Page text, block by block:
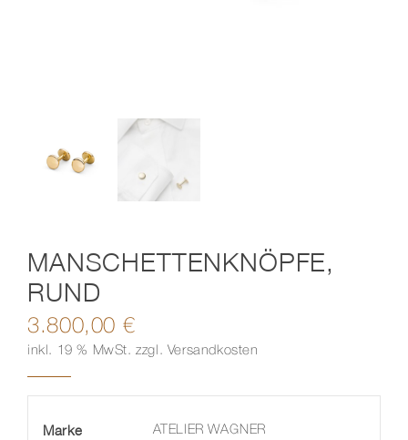
MANSCHETTENKNÖPFE,
RUND
3.800,00 €
inkl. 19 % MwSt. zzgl. Versandkosten
Marke ATELIER WAGNER